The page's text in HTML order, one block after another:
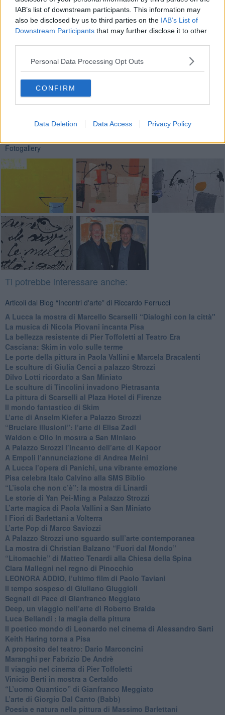
IAB’s list of downstream participants. This information may
also be disclosed by us to third parties on the IAB’s List of
Downstream Participants that may further disclose it to other
Personal Data Processing Opt Outs
CONFIRM
Data Deletion Data Access Privacy Policy
vicino alla mia sensibilità e coinvolto dal mio lavoro.
Riccardo Ferrucci
Se vuoi leggere le notizie principali della Toscana iscriviti alla
Basta cliccare QUI
Fotogallery
Ti potrebbe interessare anche:
Articoli dal Blog “Incontri d'arte” di Riccardo Ferrucci
A Lucca la mostra di Marcello Scarselli “Dialoghi con la città"
​La musica di Nicola Piovani incanta Pisa
​La bellezza resistente di Pier Toffoletti al Teatro Era
​Casciana: Skim in volo sulle terme
​Le porte della pittura in Paola Vallini e Marcela Bracalenti
​Le sculture di Giulia Cenci a palazzo Strozzi
​Dilvo Lotti ricordato a San Miniato
​Le sculture di Tincolini invadono Pietrasanta
La pittura di Scarselli al Plaza Hotel di Firenze
​Il mondo fantastico di Skim
​L’arte di Anselm Kiefer a Palazzo Strozzi
​“Bruciare illusioni”: l’arte di Elisa Zadi
​Waldon e Olio in mostra a San Miniato
​A Palazzo Strozzi l’incanto dell’arte di Kapoor
​A Empoli l’annunciazione di Andrea Meini
A Lucca l’opera di Panichi, una vibrante emozione
Pisa celebra Italo Calvino alla SMS Biblio
“L’isola che non c’è”: la mostra di Linardi
​Le storie di Yan Pei-Ming a Palazzo Strozzi
​L’arte magica di Paola Vallini a San Miniato
​I Fiori di Barlettani a Volterra
​L’arte Pop di Marco Saviozzi
​A Palazzo Strozzi uno sguardo sull’arte contemporanea
La mostra di Christian Balzano “Fuori dal Mondo”
​“Litomachie” di Matteo Tenardi alla Chiesa della Spina
​Clara Mallegni nel regno di Pinocchio
​LEONORA ADDIO, l’ultimo film di Paolo Taviani
Il tempo sospeso di Giuliano Giuggioli
Segnali di Pace di Gianfranco Meggiato
​Deep, un viaggio nell’arte di Roberto Braida
​Luca Bellandi : la magia della pittura
​Il poetico mondo di Leonardo nel cinema di Alessandro Sarti
​Keith Haring torna a Pisa
​A proposito del teatro: Dario Marconcini
Maranghi per Fabrizio De Andrè
​Il viaggio nel cinema di Pier Toffoletti
Vinicio Berti in mostra a Certaldo
“L’uomo Quantico” di Gianfranco Meggiato
​L’arte di Giorgio Dal Canto (Babb)
Poesia e natura nella pittura di Massimo Barlettani